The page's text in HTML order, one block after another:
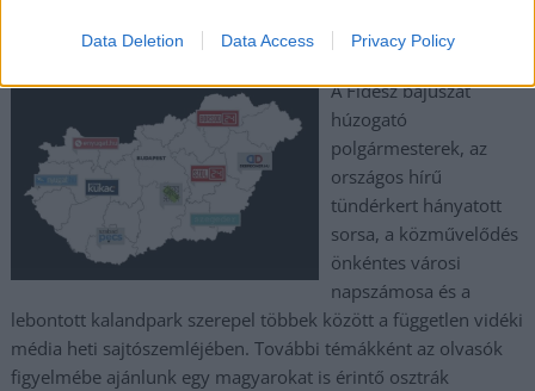
Data Deletion Data Access Privacy Policy
2024.10.05. Kiss Lajos
A Fidesz bajuszát
húzogató
polgármesterek, az
országos hírű
tündérkert hányatott
sorsa, a közművelődés
önkéntes városi
napszámosa és a
lebontott kalandpark szerepel többek között a független vidéki
média heti sajtószemléjében. További témákként az olvasók
figyelmébe ajánlunk egy magyarokat is érintő osztrák